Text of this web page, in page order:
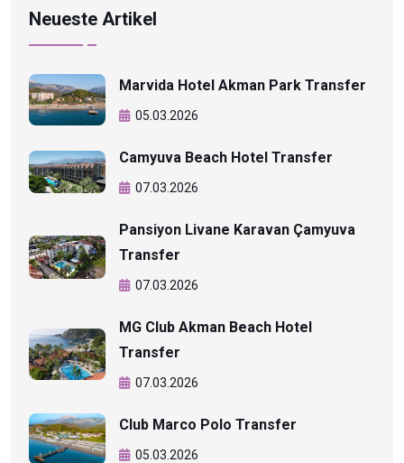
Neueste Artikel
Marvida Hotel Akman Park Transfer
05.03.2026
Camyuva Beach Hotel Transfer
07.03.2026
Pansiyon Livane Karavan Çamyuva
Transfer
07.03.2026
MG Club Akman Beach Hotel
Transfer
07.03.2026
Club Marco Polo Transfer
05.03.2026